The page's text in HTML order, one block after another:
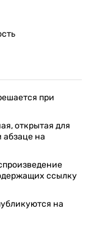
при
открытая для
абзаце на
ссылку
на